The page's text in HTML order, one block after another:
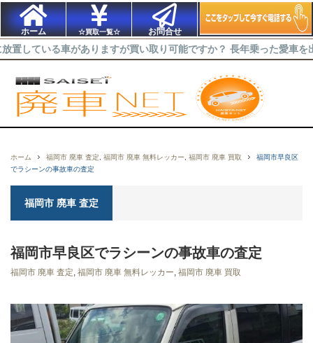
ホーム ☆買取一覧☆ お問合せ
がありますが買い取り可能ですか？ 長年乗った愛車を出来るだけ
ホーム 福岡市 廃車 査定 福岡市 廃車 無料レッカー 福岡市 廃車 買取
福岡市早良区
でラシーンの事故車の査定
福岡市 廃車 査定
福岡市早良区でラシーンの事故車の査定
福岡市 廃車 査定, 福岡市 廃車 無料レッカー, 福岡市 廃車 買取